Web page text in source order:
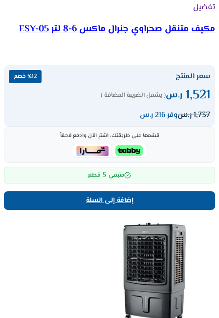
تفضيل
مكيف متنقل صحراوي جنرال ماكس 6-8 لتر ESY-05
سعر المنتج ٪12 خصم
1,521 ر.س( يشمل الضريبة المضافة )
1,737ر.سوفر 216 ر.س
قسّمها على طريقتك، اشترِ الآن وادفع لاحقاً
متبقي 5 قطع
إضافة إلى السلة